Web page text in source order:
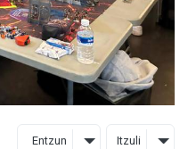
Entzun Itzuli